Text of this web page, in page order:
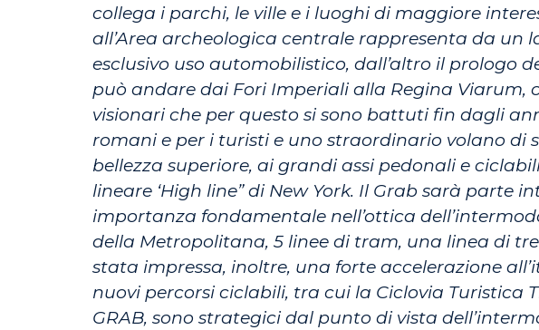
collega i parchi, le ville e i luoghi di maggiore
all’Area archeologica centrale rappresenta da un
esclusivo uso automobilistico, dall’altro il
può andare dai Fori Imperiali alla Regina
visionari che per questo si sono battuti fin dagli
romani e per i turisti e uno straordinario volano di
bellezza superiore, ai grandi assi pedonali e
lineare ‘High line” di New York. Il Grab sarà
importanza fondamentale nell’ottica
della Metropolitana, 5 linee di tram, una linea di
stata impressa, inoltre, una forte accelerazione
nuovi percorsi ciclabili, tra cui la Ciclovia Turistica
GRAB, sono strategici dal punto di vista